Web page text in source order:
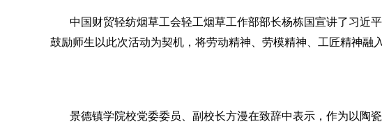
中国财贸轻纺烟草工会轻工烟草工作部部长杨栋国宣讲了习近
鼓励师生以此次活动为契机，将劳动精神、劳模精神、工匠精神融
景德镇学院校党委委员、副校长方漫在致辞中表示，作为以陶